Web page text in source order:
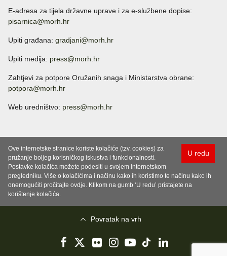
E-adresa za tijela državne uprave i za e-službene dopise:
pisarnica@morh.hr
Upiti građana: gradjani@morh.hr
Upiti medija: press@morh.hr
Zahtjevi za potpore Oružanih snaga i Ministarstva obrane:
potpora@morh.hr
Web uredništvo: press@morh.hr
U redu
Ove internetske stranice koriste kolačiće (tzv. cookies) za
pružanje boljeg korisničkog iskustva i funkcionalnosti.
Postavke kolačića možete podesiti u svojem internetskom
pregledniku. Više o kolačićima i načinu kako ih koristimo te načinu kako ih
onemogućiti pročitajte ovdje. Klikom na gumb ‘U redu’ pristajete na
korištenje kolačića.
Povratak na vrh